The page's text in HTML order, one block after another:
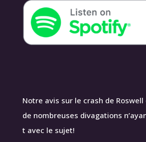
Notre avis sur le crash de
de nombreuses divagations
t avec le sujet!